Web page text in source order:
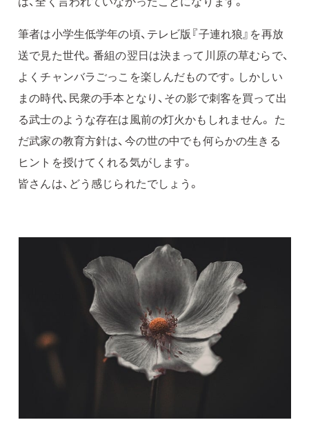
筆者は小学生低学年の頃、テレビ版『子連れ狼』を再放
送で見た世代。番組の翌日は決まって川原の草むらで、
よくチャンバラごっこを楽しんだものです。しかしい
まの時代、民衆の手本となり、その影で刺客を買って出
る武士のような存在は風前の灯火かもしれません。 た
だ武家の教育方針は、今の世の中でも何らかの生きる
ヒントを授けてくれる気がします。
皆さんは、どう感じられたでしょう。